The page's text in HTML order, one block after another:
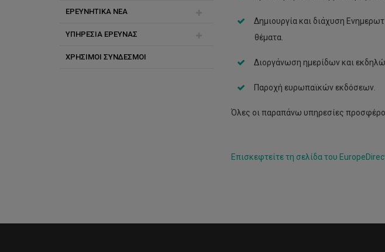
ΕΡΕΥΝΗΤΙΚΑ ΝΕΑ
Άρθρα-Δημοσιεύσεις
Case Studies
ΥΠΗΡΕΣΙΑ ΕΡΕΥΝΑΣ
Ανακοινώσεις
ΧΡΗΣΙΜΟΙ ΣΥΝΔΕΣΜΟΙ
Δημιουργία και διάχυση
θέματα.
Διοργάνωση ημερίδων και
Παροχή ευρωπαϊκών εκδόσεων.
Όλες οι παραπάνω υπηρεσίες
Επισκεφτείτε τη σελίδα του